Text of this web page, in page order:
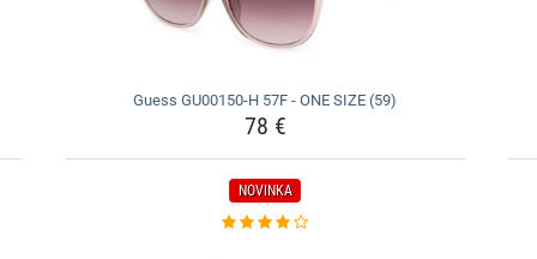
Guess GU00150-H 57F - ONE SIZE (59)
78 €
NOVINKA